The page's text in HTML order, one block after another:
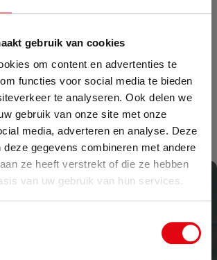
gebruik van cookies
om content en advertenties te
functies voor social media te bieden
te analyseren. Ook delen we
gebruik van onze site met onze
media, adverteren en analyse. Deze
deze gegevens combineren met andere
ze heeft verstrekt of die ze hebben
van uw gebruik van hun services.
Zomervakantie
die in deze periode worden
speelgoed online
Bestel direct in